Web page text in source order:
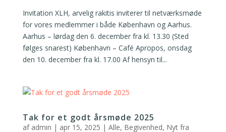
Invitation XLH, arvelig rakitis inviterer til netværksmøde
for vores medlemmer i både København og Aarhus.
Aarhus – lørdag den 6. december fra kl. 13.30 (Sted
følges snarest) København – Café Apropos, onsdag
den 10. december fra kl. 17.00 Af hensyn til...
Tak for et godt årsmøde 2025
af admin | apr 15, 2025 | Alle, Begivenhed, Nyt fra